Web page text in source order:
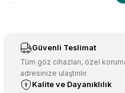
Güvenli Teslimat
Tüm göz cihazları, özel
adresinize ulaştırılır.
Kalite ve Dayanıklılık